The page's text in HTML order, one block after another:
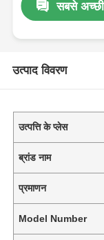
सबसे
उत्पाद विवरण
उत्पत्ति के प्लेस
ब्रांड नाम
प्रमाणन
Model Number